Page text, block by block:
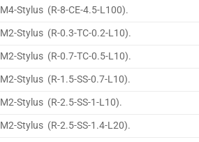
M4-Stylus (R-8-CE-4.5-L100).
M2-Stylus (R-0.3-TC-0.2-L10).
M2-Stylus (R-0.7-TC-0.5-L10).
M2-Stylus (R-1.5-SS-0.7-L10).
M2-Stylus (R-2.5-SS-1-L10).
M2-Stylus (R-2.5-SS-1.4-L20).